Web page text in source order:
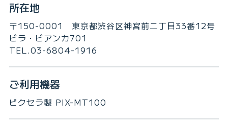
所在地
〒150-0001 東京都渋谷区神宮前二丁目33番12号
ビラ・ビアンカ701
TEL.03-6804-1916
ご利用機器
ピクセラ製 PIX-MT100